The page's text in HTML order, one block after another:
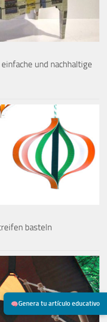
Genera tu artículo educativo
und nachhaltige
basteln